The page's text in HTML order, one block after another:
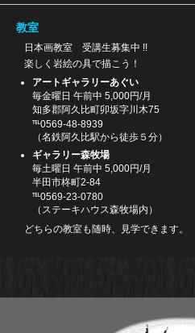
教室
日本画教室 受講生募集中 !!
楽しく岩絵の具で描こう！
アートギャラリーあぐい
毎金曜日 午前中 5,000円/月
知多郡阿久比町卯坂字川木75
℡0569-48-8939
（名鉄阿久比駅から徒歩５分）
ギャラリー森牧場
毎土曜日 午前中 5,000円/月
半田市柊町2-84
℡0569-23-0780
（ステーキハウス森牧場内）
どちらの教室も随時、見学できます。